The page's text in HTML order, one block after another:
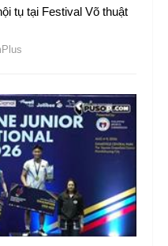
tụ tại Festival Võ thuật